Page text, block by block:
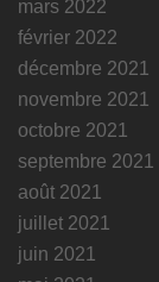
mars 2022
février 2022
décembre 2021
novembre 2021
octobre 2021
septembre 2021
août 2021
juillet 2021
juin 2021